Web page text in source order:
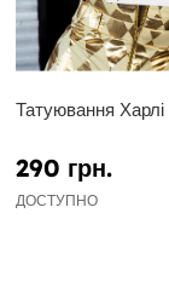
Татуювання Харлі
290 грн.
ДОСТУПНО